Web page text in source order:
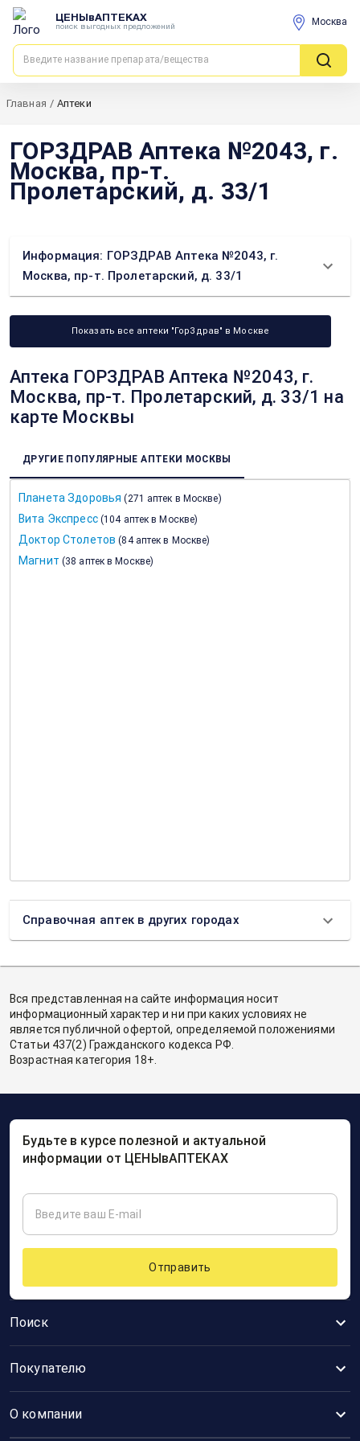
ЦЕНЫвАПТЕКАХ
поиск выгодных предложений Москва
Главная / Аптеки
ГОРЗДРАВ Аптека №2043, г.
Москва, пр-т.
Пролетарский, д. 33/1
Информация: ГОРЗДРАВ Аптека №2043, г.
Москва, пр-т. Пролетарский, д. 33/1
Показать все аптеки "ГорЗдрав" в Москве
Аптека ГОРЗДРАВ Аптека №2043, г.
Москва, пр-т. Пролетарский, д. 33/1 на
карте Москвы
ДРУГИЕ ПОПУЛЯРНЫЕ АПТЕКИ МОСКВЫ
Планета Здоровья (271 аптек в Москве)
Вита Экспресс (104 аптек в Москве)
Доктор Столетов (84 аптек в Москве)
Магнит (38 аптек в Москве)
Справочная аптек в других городах
Вся представленная на сайте информация носит
информационный характер и ни при каких условиях не
является публичной офертой, определяемой положениями
Статьи 437(2) Гражданского кодекса РФ.
Возрастная категория 18+.
Поиск
Покупателю
О компании
Будьте в курсе полезной и актуальной
информации от ЦЕНЫвАПТЕКАХ
Отправить